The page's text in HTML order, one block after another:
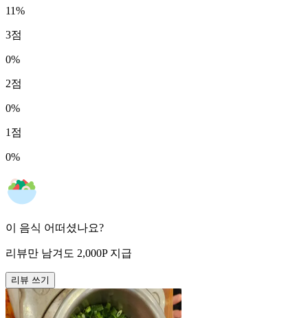
11%
3점
0%
2점
0%
1 점
0%
이 음식 어떠셨나요?
리뷰만 남겨도 2,000P 지급
리뷰 쓰기